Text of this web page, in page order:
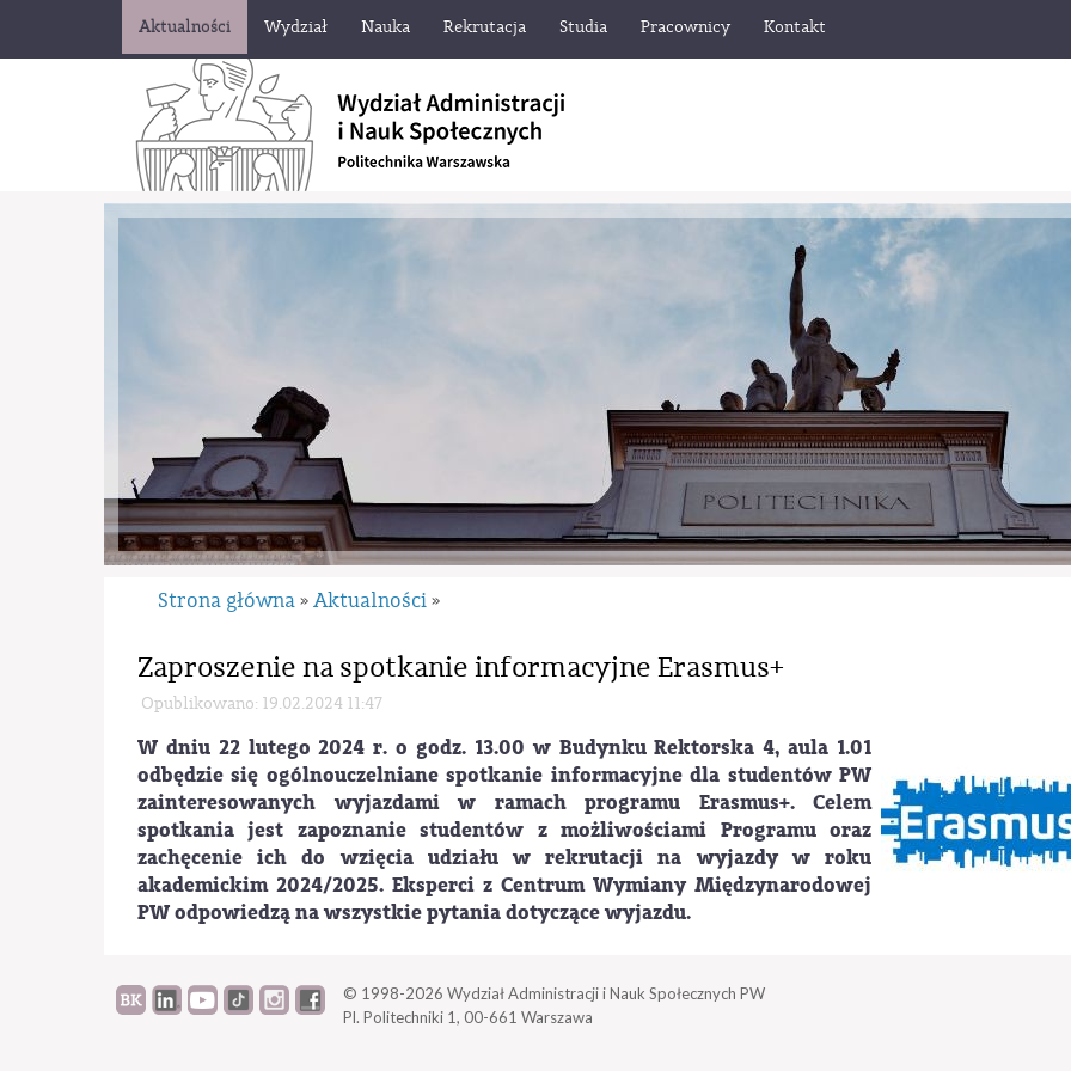
Aktualności Wydział Nauka Rekrutacja Studia Pracownicy Kontakt
Strona główna » Aktualności »
Zaproszenie na spotkanie informacyjne Erasmus+
Opublikowano: 19.02.2024 11:47
W dniu 22 lutego 2024 r. o godz. 13.00 w Budynku Rektorska 4, aula 1.01
odbędzie się ogólnouczelniane spotkanie informacyjne dla studentów PW
zainteresowanych wyjazdami w ramach programu Erasmus+. Celem
spotkania jest zapoznanie studentów z możliwościami Programu oraz
zachęcenie ich do wzięcia udziału w rekrutacji na wyjazdy w roku
akademickim 2024/2025. Eksperci z Centrum Wymiany Międzynarodowej
PW odpowiedzą na wszystkie pytania dotyczące wyjazdu.
© 1998-2026 Wydział Administracji i Nauk Społecznych PW
Pl. Politechniki 1, 00-661 Warszawa